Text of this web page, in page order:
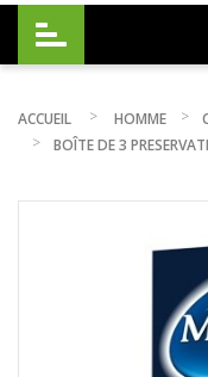
ACCUEIL HOMME
BOÎTE DE 3